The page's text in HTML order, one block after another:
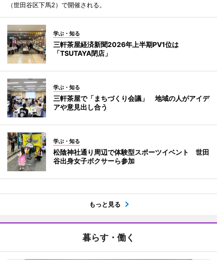
（世田谷区下馬2）で開催される。
学ぶ・知る
三軒茶屋経済新聞2026年上半期PV1位は
「TSUTAYA閉店」
学ぶ・知る
三軒茶屋で「まちづくり会議」 地域の人がアイデ
アや意見出し合う
学ぶ・知る
松陰神社通り周辺で体験型スポーツイベント 世田
谷出身女子ボクサーら参加
もっと見る
暮らす・働く